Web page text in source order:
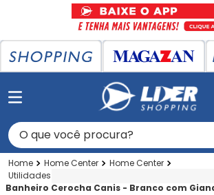
O que você procura?
Home Center
Home Center
Utilidades P-cozinha-banheiro
Banheiro Cerocha Canis - Branco com